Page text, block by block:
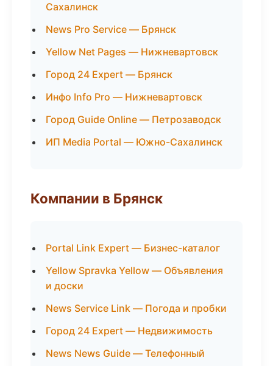
Сахалинск
News Pro Service — Брянск
Yellow Net Pages — Нижневартовск
Город 24 Expert — Брянск
Инфо Info Pro — Нижневартовск
Город Guide Online — Петрозаводск
ИП Media Portal — Южно-Сахалинск
Компании в Брянск
Portal Link Expert — Бизнес-каталог
Yellow Spravka Yellow — Объявления
и доски
News Service Link — Погода и пробки
Город 24 Expert — Недвижимость
News News Guide — Телефонный